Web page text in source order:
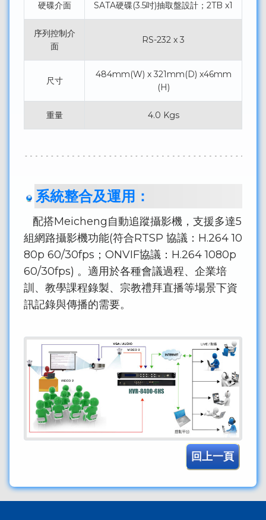
硬碟介面 SATA硬碟(3.5吋)抽取盤設計；2TB x1
序列控制介
面
RS-232 x 3
尺寸
484mm(W) x 321mm(D) x46mm
(H)
重量 4.0 Kgs
系統整合及運用：
配搭Meicheng自動追蹤攝影機，支援多達5
組網路攝影機功能(符合RTSP 協議：H.264 10
80p 60/30fps；ONVIF協議：H.264 1080p
60/30fps) 。適用於各種會議過程、企業培
訓、教學課程錄製、宗教禮拜直播等場景下資
訊記錄與傳播的需要。
回上一頁